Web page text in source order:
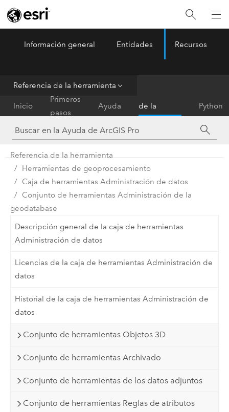
ArcGIS Pro Menu
Información general Entidades Recursos
Referencia de la herramienta
Inicio
Primeros
pasos
Ayuda
de la
herramienta
Python
Referencia de la herramienta
Herramientas de geoprocesamiento
Caja de herramientas Administración de datos
Conjunto de herramientas Administración de la
geodatabase
Descripción general de la caja de herramientas
Administración de datos
Licencias de la caja de herramientas Administración de
datos
Historial de la caja de herramientas Administración de
datos
Conjunto de herramientas Objetos 3D
Conjunto de herramientas Archivado
Conjunto de herramientas de los datos adjuntos
Conjunto de herramientas Reglas de atributos